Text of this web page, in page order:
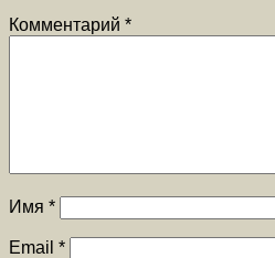
Комментарий *
Имя *
Email *